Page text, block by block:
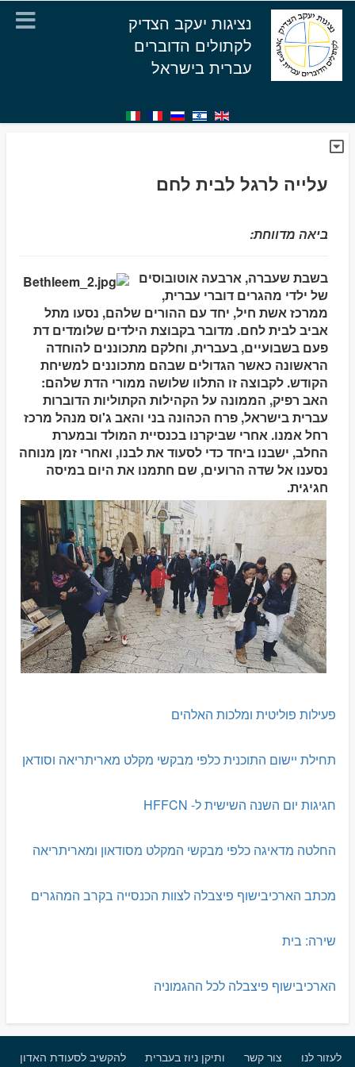
נציגות יעקב הצדיק
לקתולים הדוברים
עברית בישראל
עלייה לרגל לבית לחם
ביאה מדווחת:
בשבת שעברה, ארבעה אוטובוסים
של ילדי מהגרים דוברי עברית,
ממרכז אשת חיל, יחד עם ההורים שלהם, נסעו מתל
אביב לבית לחם. מדובר בקבוצת הילדים שלומדים דת
פעם בשבועיים, בעברית, וחלקם מתכוננים להוחדה
הראשונה כאשר הגדולים שבהם מתכוננים למשיחת
הקודש. לקבוצה זו התלוו שלושה ממורי הדת שלהם:
האב רפיק, הממונה על הקהילות הקתוליות הדוברות
עברית בישראל, פרח הכהונה בני והאב ג'וס מנהל מרכז
רחל אמנו. אחרי שביקרנו בכנסיית המולד ובמערת
החלב, ישבנו ביחד כדי לסעוד את לבנו, ואחרי זמן מנוחה
נסענו אל שדה הרועים, שם חתמנו את היום במיסה
חגיגית.
פעילות פוליטית ומלכות האלהים
תחילת יישום התוכנית כלפי מבקשי מקלט מאריתריאה וסודאן
חגיגות יום השנה השישית ל- HFFCN
החלטה מדאיגה כלפי מבקשי המקלט מסודאון ומאריתריאה
מכתב הארכיבישוף פיצבלה לצוות הכנסייה בקרב המהגרים
שירה: בית
הארכיבישוף פיצבלה לכל ההגמוניה
לעזור לנו צור קשר ותיקן ניוז בעברית
להקשיב לסעודת האדון